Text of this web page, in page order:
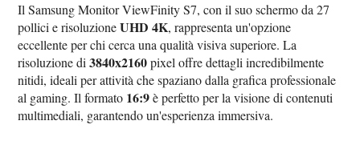
Il Samsung Monitor ViewFinity S7, con il suo schermo da 27
pollici e risoluzioneUHD 4K, rappresenta un'opzione
eccellente per chi cerca una qualità visiva superiore. La
risoluzione di3840x2160pixel offre dettagli incredibilmente
nitidi, ideali per attività che spaziano dalla grafica professionale
al gaming. Il formato 16:9è perfetto per la visione di contenuti
multimediali, garantendo un'esperienza immersiva.